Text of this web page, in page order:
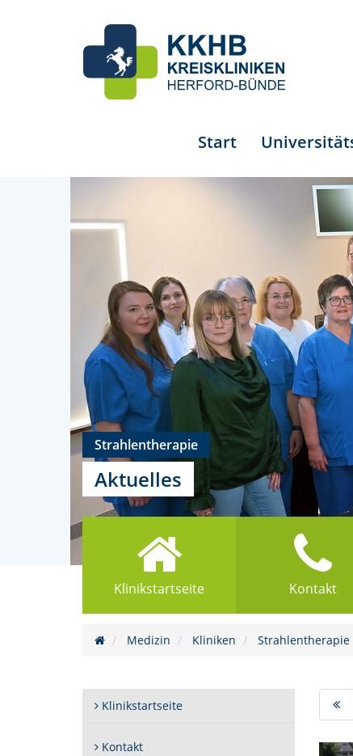
Start
Strahlentherapie
Aktuelles
Klinikstartseite Kontakt
Medizin Kliniken Strahlentherapie
Klinikstartseite
Kontakt